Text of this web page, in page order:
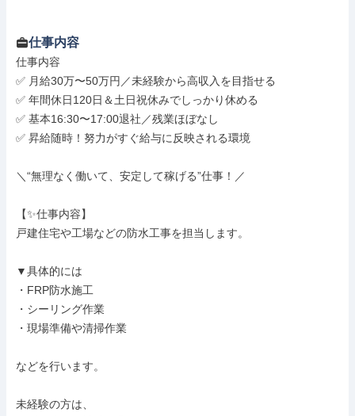
仕事内容
仕事内容
✅ 月給30万〜50万円／未経験から高収入を目指せる
✅ 年間休日120日＆土日祝休みでしっかり休める
✅ 基本16:30〜17:00退社／残業ほぼなし
✅ 昇給随時！努力がすぐ給与に反映される環境
＼“無理なく働いて、安定して稼げる”仕事！／
【✨仕事内容】
戸建住宅や工場などの防水工事を担当します。
▼具体的には
・FRP防水施工
・シーリング作業
・現場準備や清掃作業
などを行います。
未経験の方は、